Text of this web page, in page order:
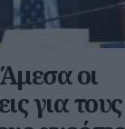
οι
για τους